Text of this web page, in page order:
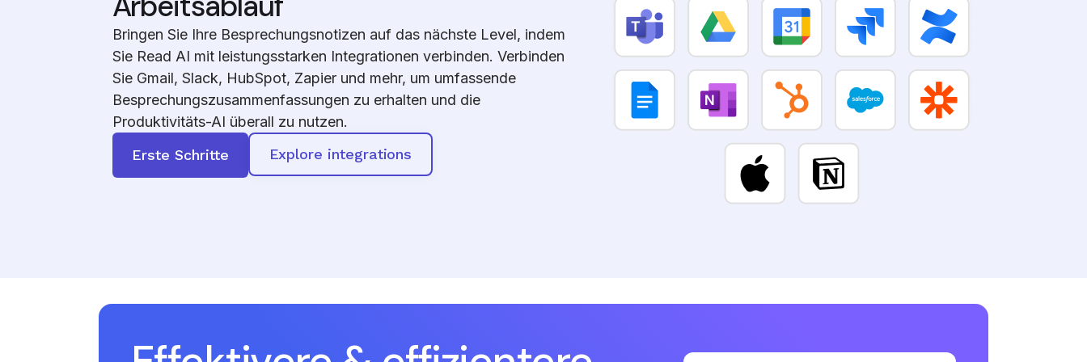
Bringen Sie Ihre Besprechungsnotizen auf das nächste Level, indem
Sie Read AI mit leistungsstarken Integrationen verbinden. Verbinden
Sie Gmail, Slack, HubSpot, Zapier und mehr, um umfassende
Besprechungszusammenfassungen zu erhalten und die
Produktivitäts-AI überall zu nutzen.
Erste Schritte
Explore integrations